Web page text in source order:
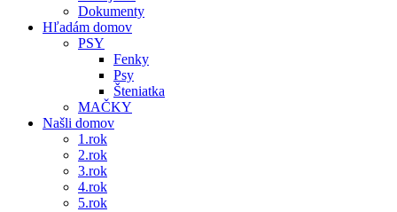
Dokumenty
Hľadám domov
PSY
Fenky
Psy
Šteniatka
MAČKY
Našli domov
1.rok
2.rok
3.rok
4.rok
5.rok